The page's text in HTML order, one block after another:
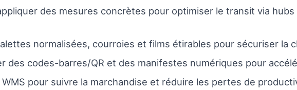
des mesures concrètes pour optimiser le transit via hubs
normalisées, courroies et films étirables pour sécuriser la
des codes-barres/QR et des manifestes numériques pour
WMS pour suivre la marchandise et réduire les pertes de